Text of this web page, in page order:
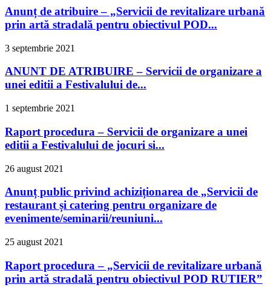
Anunț de atribuire – „Servicii de revitalizare urbană
prin artă stradală pentru obiectivul POD...
3 septembrie 2021
ANUNT DE ATRIBUIRE – Servicii de organizare a
unei editii a Festivalului de...
1 septembrie 2021
Raport procedura – Servicii de organizare a unei
editii a Festivalului de jocuri si...
26 august 2021
Anunț public privind achiziționarea de „Servicii de
restaurant și catering pentru organizare de
evenimente/seminarii/reuniuni...
25 august 2021
Raport procedura – „Servicii de revitalizare urbană
prin artă stradală pentru obiectivul POD RUTIER”